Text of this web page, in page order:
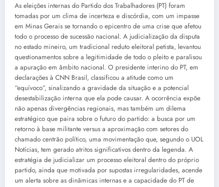
As eleições internas do Partido dos Trabalhadores (PT) foram
tomadas por um clima de incerteza e discórdia, com um impasse
em Minas Gerais se tornando o epicentro de uma crise que afetou
todo o processo de sucessão nacional. A judicialização da disputa
no estado mineiro, um tradicional reduto eleitoral petista, levantou
questionamentos sobre a legitimidade de todo o pleito e paralisou
a apuração em âmbito nacional. O presidente interino do PT, em
declarações à CNN Brasil, classificou a atitude como um
“equívoco”, sinalizando a gravidade da situação e a potencial
desestabilização interna que ela pode causar. A ocorrência expõe
não apenas divergências regionais, mas também um dilema
estratégico que paira sobre o futuro do partido: a busca por um
retorno à base militante versus a aproximação com setores do
chamado centrão político, uma movimentação que, segundo o UOL
Notícias, tem gerado atritos significativos dentro da legenda. A
estratégia de judicializar um processo eleitoral dentro do próprio
partido, ainda que motivada por supostas irregularidades, acende
um alerta sobre as dinâmicas internas e a capacidade do PT de